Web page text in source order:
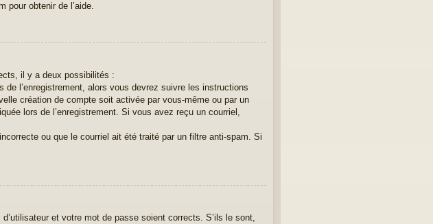
pour obtenir de l’aide.
il y a deux possibilités :
l’enregistrement, alors vous devrez suivre les instructions
création de compte soit activée par vous-même ou par un
lors de l’enregistrement. Si vous avez reçu un courriel,
ou que le courriel ait été traité par un filtre anti-spam. Si
et votre mot de passe soient corrects. S’ils le sont,